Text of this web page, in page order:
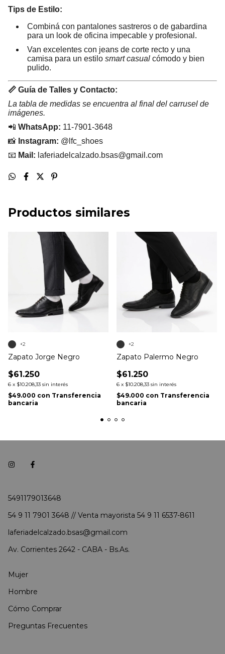
Tips de Estilo:
Combiná con pantalones sastreros o de gabardina
para un look de oficina impecable y profesional.
Van excelentes con jeans de corte recto y una
camisa para un estilo smart casual cómodo y bien
pulido.
📏 Guía de Talles y Contacto:
La tabla de medidas se encuentra al final del carrusel de
imágenes.
📲 WhatsApp: 11-7901-3648
📸 Instagram: @lfc_shoes
📧 Mail: laferiadelcalzado.bsas@gmail.com
Productos similares
Zapato Jorge Negro
$61.250
6 x $10.208,33 sin interés
$49.000 con Transferencia
bancaria
+2
Zapato Palermo Negro
$61.250
6 x $10.208,33 sin interés
$49.000 con Transferencia
bancaria
+2
5491179013648
54 9 11 7901 3648 // Venta mayorista 54 9 11 6537-8611
laferiadelcalzado.bsas@gmail.com
Av. Corrientes 2642 - CABA - Bs.As.
Mujer
Hombre
Cómo Comprar
Preguntas Frecuentes